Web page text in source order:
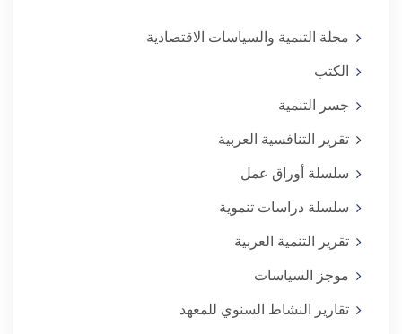
مجلة التنمية والسياسات الاقتصادية
الكتب
جسر التنمية
تقرير التنافسية العربية
سلسلة أوراق عمل
سلسلة دراسات تنموية
تقرير التنمية العربية
موجز السياسات
تقارير النشاط السنوي للمعهد